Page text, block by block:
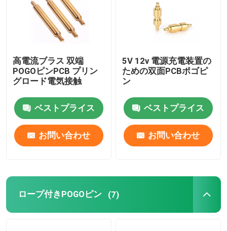
高電流ブラス 双端
POGOピンPCB プリン
グロード電気接触
ベストプライス
お問い合わせ
5V 12v 電源充電装置の
ための双面PCBポゴピ
ン
ベストプライス
お問い合わせ
ロープ付きPOGOピン (7)